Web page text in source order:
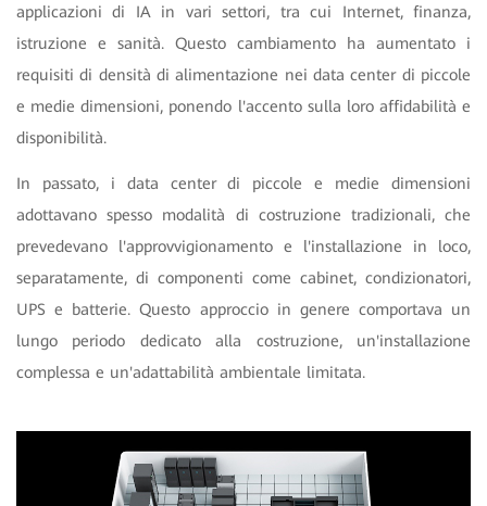
applicazioni di IA in vari settori, tra cui Internet, finanza,
istruzione e sanità. Questo cambiamento ha aumentato i
requisiti di densità di alimentazione nei data center di piccole
e medie dimensioni, ponendo l'accento sulla loro affidabilità e
disponibilità.
In passato, i data center di piccole e medie dimensioni
adottavano spesso modalità di costruzione tradizionali, che
prevedevano l'approvvigionamento e l'installazione in loco,
separatamente, di componenti come cabinet, condizionatori,
UPS e batterie. Questo approccio in genere comportava un
lungo periodo dedicato alla costruzione, un'installazione
complessa e un'adattabilità ambientale limitata.